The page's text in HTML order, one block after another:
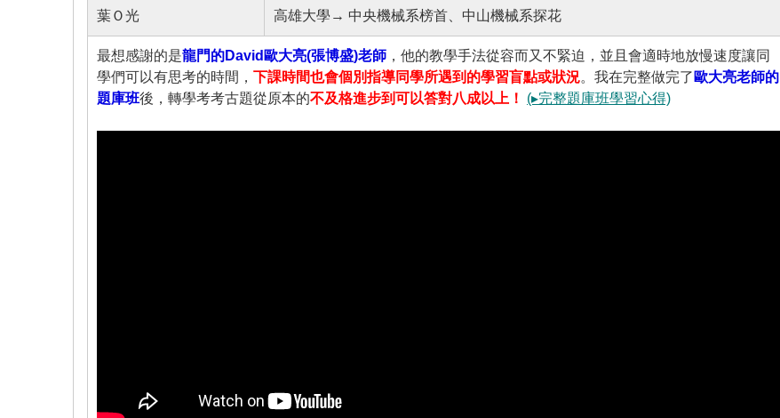
葉Ｏ光 高雄大學→ 中央機械系榜首、中山機械系探花
最想感謝的是龍門的David歐大亮(張博盛)老師 ，他的教學手法從容而又不緊迫，並且會適時地放慢速度讓同
學們可以有思考的時間， 下課時間也會個別指導同學所遇到的學習盲點或狀況。我在完整做完了 歐大亮老師的
題庫班後，轉學考考古題從原本的不及格進步到可以答對八成以上！ (▸完整題庫班學習心得)